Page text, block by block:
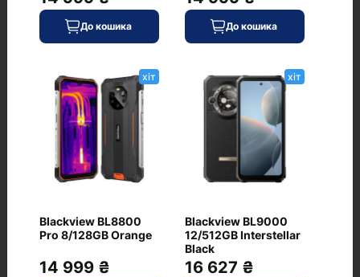
Живлення
Ємність акумулятора, мА·год
Додатково
Стереодинаміки
Звук налаштований AKG, відтворення звуку Hi-Res
До кошика До кошика
хіт
Blackview BL8800
Pro 8/128GB Orange
14 999 ₴
хіт
Blackview BL9000
12/512GB Interstellar
Black
16 627 ₴